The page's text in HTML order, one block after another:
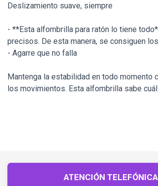
Deslizamiento suave, siempre
- **Esta alfombrilla para ratón lo tiene
precisos. De esta manera, se consiguen
- Agarre que no falla
Mantenga la estabilidad en todo momento
los movimientos. Esta alfombrilla sabe
ATENCIÓN TELEFÓNICA